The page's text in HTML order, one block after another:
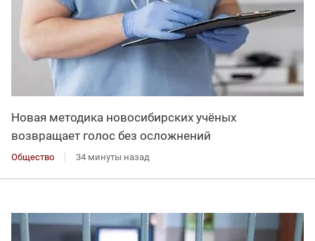
Новая методика новосибирских учёных
возвращает голос без осложнений
Общество 34 минуты назад